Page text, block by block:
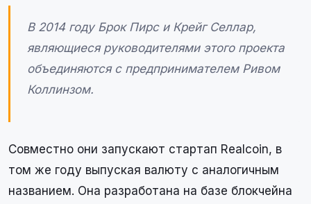
В 2014 году Брок Пирс и Крейг Селлар,
являющиеся руководителями этого проекта
объединяются с предпринимателем Ривом
Коллинзом.
Совместно они запускают стартап Realcoin, в
том же году выпуская валюту с аналогичным
названием. Она разработана на базе блокчейна